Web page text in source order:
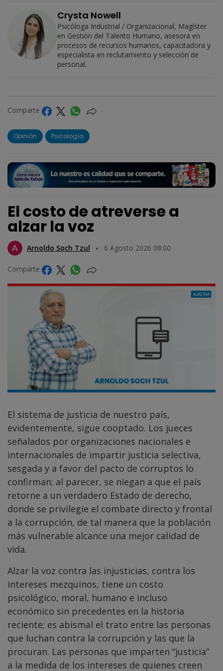
Crysta Nowell
Psicóloga Industrial / Organizacional, Magíster
en Gestión del Talento Humano, asesora en
procesos de recursos humanos, capacitadora y
especialista en reclutamiento y selección de
personal.
Comparte
Opinión Psicología
El costo de atreverse a
alzar la voz
Arnoldo Soch Tzul 6 Agosto 2026 08:00
Comparte
El sistema de justicia de nuestro país,
evidentemente, sigue cooptado. Los jueces
señalados por organizaciones nacionales e
internacionales de impartir justicia selectiva,
sesgada y a favor del pacto de corruptos lo
confirman; al parecer, se niegan a que el país
retorne a un verdadero Estado de derecho,
donde se privilegie el combate directo y frontal
a la corrupción, de tal manera que la población
más vulnerable alcance una mejor calidad de
vida.
Alzar la voz contra las injusticias, contra los
intereses mezquinos, tiene un costo
psicológico, moral, humano e incluso
económico sin precedentes en la historia
reciente; es abismal el trato entre las personas
que luchan contra la corrupción y las que la
procuran. Las personas que imparten “justicia”
a la medida de los intereses de quienes creen